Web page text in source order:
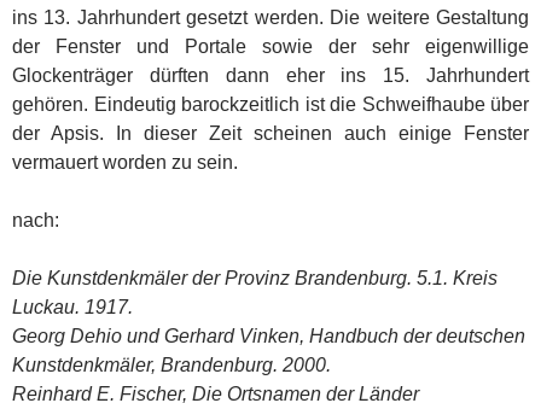
ins 13. Jahrhundert gesetzt werden. Die weitere Gestaltung
der Fenster und Portale sowie der sehr eigenwillige
Glockenträger dürften dann eher ins 15. Jahrhundert
gehören. Eindeutig barockzeitlich ist die Schweifhaube über
der Apsis. In dieser Zeit scheinen auch einige Fenster
vermauert worden zu sein.
nach:
Die Kunstdenkmäler der Provinz Brandenburg. 5.1. Kreis
Luckau. 1917.
Georg Dehio und Gerhard Vinken, Handbuch der deutschen
Kunstdenkmäler, Brandenburg. 2000.
Reinhard E. Fischer, Die Ortsnamen der Länder